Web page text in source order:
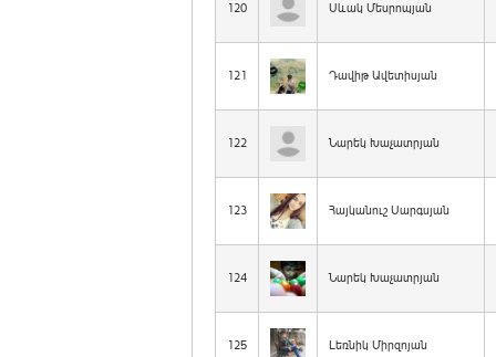
120 Սևակ Մեսրոպյան
121 Դավիթ Ավետիսյան
122 Նարեկ Խաչատրյան
123 Հայկանուշ Սարգսյան
124 Նարեկ Խաչատրյան
125 Լեռնիկ Միրզոյան